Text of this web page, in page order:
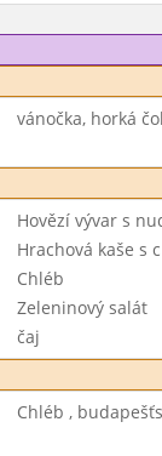
vánočka, horká
Hovězí vývar s
Hrachová kaše s
Chléb
Zeleninový salát
čaj
Chléb ,